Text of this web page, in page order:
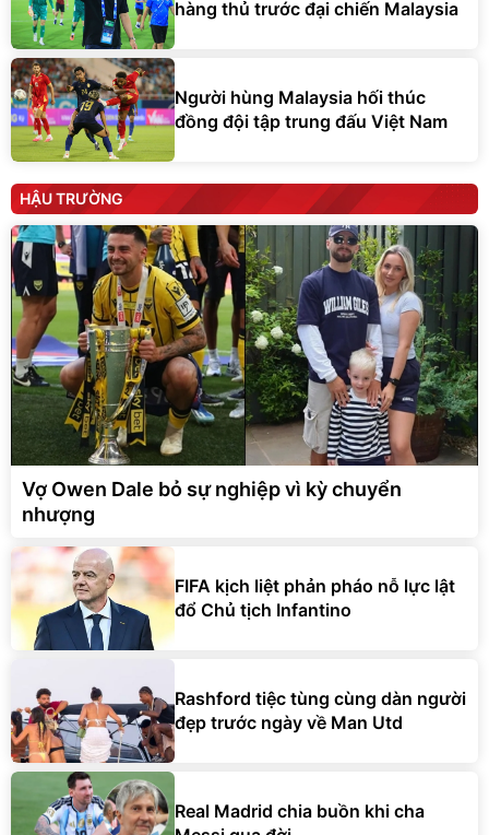
hàng thủ trước đại chiến Malaysia
Người hùng Malaysia hối thúc
đồng đội tập trung đấu Việt Nam
HẬU TRƯỜNG
Vợ Owen Dale bỏ sự nghiệp vì kỳ chuyển
nhượng
FIFA kịch liệt phản pháo nỗ lực lật
đổ Chủ tịch Infantino
Rashford tiệc tùng cùng dàn người
đẹp trước ngày về Man Utd
Real Madrid chia buồn khi cha